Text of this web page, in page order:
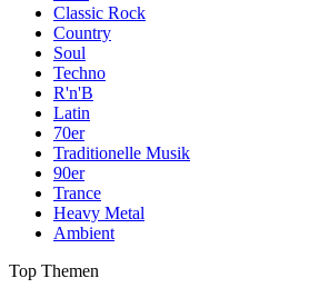
Classic Rock
Country
Soul
Techno
R'n'B
Latin
70er
Traditionelle Musik
90er
Trance
Heavy Metal
Ambient
Top Themen